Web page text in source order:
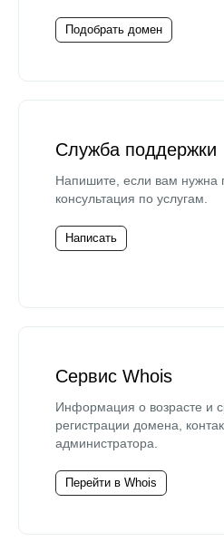
Подобрать домен
Служба поддержки
Напишите, если вам нужна
консультация по услугам.
Написать
Сервис Whois
Информация о возрасте и
регистрации домена,
администратора.
Перейти в Whois